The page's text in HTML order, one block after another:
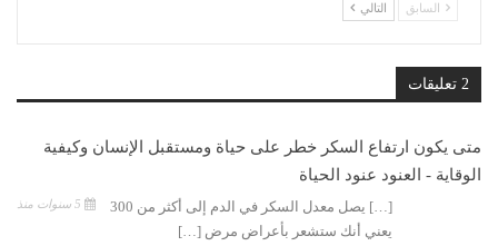
السابق التالي
2 تعليقات
متى يكون ارتفاع السكر خطر على حياة ومستقبل الإنسان وكيفية
الوقاية - العنود عنود الحياة
[…] يصل معدل السكر في الدم إلى أكثر من 300
يعني أنك ستشعر بأعراض مرض […]